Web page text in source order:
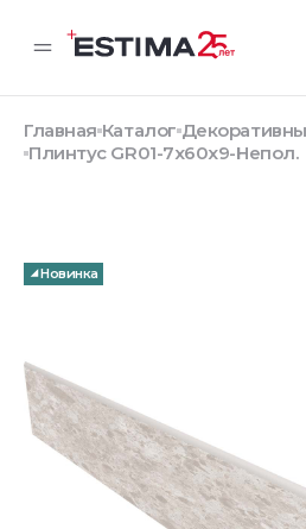
Главная Каталог
Плинтус GR01-7x60x9-Непол.
Новинка